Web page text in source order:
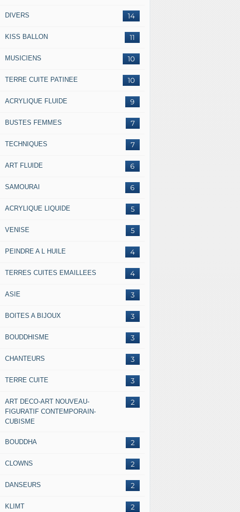
14
DIVERS
11
KISS BALLON
10
MUSICIENS
10
TERRE CUITE PATINEE
9
ACRYLIQUE FLUIDE
7
BUSTES FEMMES
7
TECHNIQUES
6
ART FLUIDE
6
SAMOURAI
5
ACRYLIQUE LIQUIDE
5
VENISE
4
PEINDRE A L HUILE
4
TERRES CUITES EMAILLEES
3
ASIE
3
BOITES A BIJOUX
3
BOUDDHISME
3
CHANTEURS
3
TERRE CUITE
2
ART DECO-ART NOUVEAU-
FIGURATIF CONTEMPORAIN-
CUBISME
2
BOUDDHA
2
CLOWNS
2
DANSEURS
2
KLIMT